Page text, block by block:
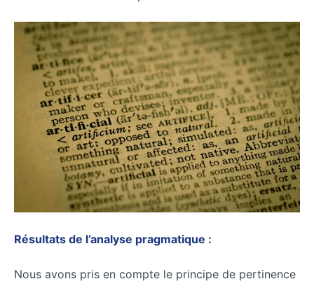
Résultats de l’analyse pragmatique :
Nous avons pris en compte le principe de pertinence